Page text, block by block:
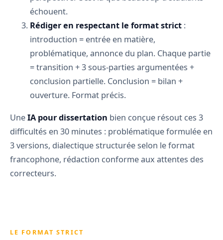
échouent.
Rédiger en respectant le format strict :
introduction = entrée en matière,
problématique, annonce du plan. Chaque partie
= transition + 3 sous-parties argumentées +
conclusion partielle. Conclusion = bilan +
ouverture. Format précis.
UneIA pour dissertation bien conçue résout ces 3
difficultés en 30 minutes : problématique formulée en
3 versions, dialectique structurée selon le format
francophone, rédaction conforme aux attentes des
correcteurs.
LE FORMAT STRICT